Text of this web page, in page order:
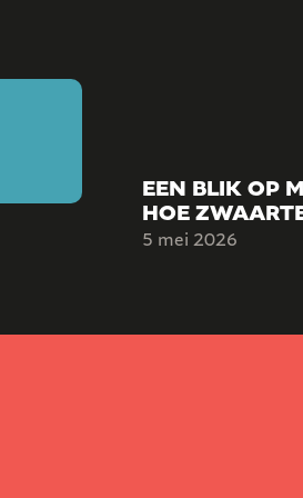
EEN BLIK OP
HOE
KAN VORMEN.
5 mei 2026